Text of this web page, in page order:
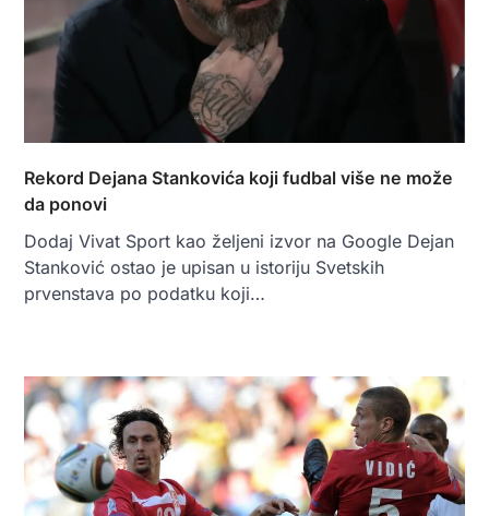
Rekord Dejana Stankovića koji fudbal više ne može
da ponovi
Dodaj Vivat Sport kao željeni izvor na Google Dejan
Stanković ostao je upisan u istoriju Svetskih
prvenstava po podatku koji…